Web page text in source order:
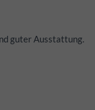
guter Ausstattung.